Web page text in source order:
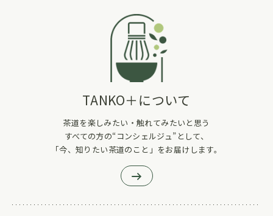
TANKO＋について
茶道を楽しみたい・触れてみたいと思う
すべての方の“コンシェルジュ”として、
「今、知りたい茶道のこと」をお届けします。